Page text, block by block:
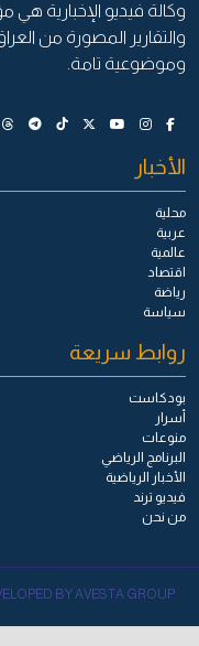
وكالة فيديو الإخبارية هي
والتقارير المصورة من
وموضوعية تامة.
الأخبار
محلية
عربية
عالمية
اقتصاد
رياضة
سياسة
روابط سريعة
بودكاست
أسرار
منوعات
البرنامج الرياضي
الأخبار الرياضية
فيديو ترند
من نحن
BY AVESTA GROUP